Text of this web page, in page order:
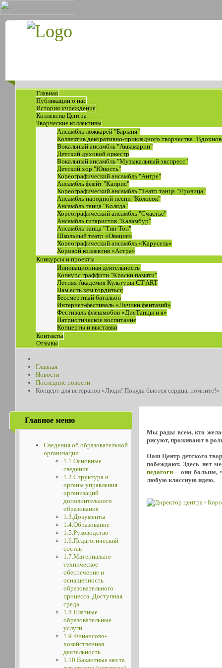
Главная
Публикации о нас
История учреждения
Коллектив Центра
Творческие коллективы
Ансамбль ложкарей "Барыня"
Коллектив декоративно-прикладного творчества
Вокальный ансамбль "Аквамарин"
Детский духовой оркестр
Вокальный ансамбль "Музыкальный экспресс"
Детский хор "Юность"
Хореографический ансамбль "Антре"
Ансамбль флейт "Каприс"
Хореографический ансамбль "Театр танца "Яровица"
Ансамбль народной песни "Колосок"
Ансамбль танца "Коляда"
Хореографический ансамбль "Счастье"
Ансамбль гитаристов "Каламбур"
Ансамбль танца "Тип-Топ"
Школьный театр «Овация»
Хореографический ансамбль «Карусель»
Хоровой коллектив «Астра»
Конкурсы и проекты
Инновационная деятельность
Конкурс граффити "Краски памяти"
Летняя Академия Культуры СТ'ART
Нам есть кем гордиться
Бессмертный батальон
Интернет-фестиваль «Лучики фантазий»
Фестиваль флешмобов «ДисТанцы и я»
Патриотическое воспитание
Концерты и выставки
Контакты
Отзывы
Главная
Новости
Последние новости
Концерт для ветеранов «Люди! Покуда бьются сердца, помните!»
Главное меню
Сведения об образовательной
организации
1.1.Основные
сведения
1.2.Структура и
органы управления
организаций
дополнительного
образования
1.3.Документы
1.4.Образование
1.5.Руководство
1.6.Педагогический
состав
1.7.Материально-
техническое
обеспечение и
оснащенность
образовательного
процесса. Доступная
среда
1.8.Платные
образовательные
услуги
1.9.Финансово-
хозяйственная
деятельность
1.10.Вакантные места
Мы рады всем, кто
рисуют, проживают в
Наш Центр детского
побеждают. Здесь нет
педагоги– они больше,
любую классную идею.